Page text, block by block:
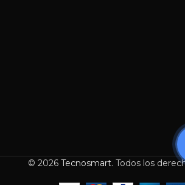
© 2026 Tecnosmart. Todos los